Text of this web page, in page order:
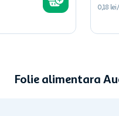
0,18
Folie alimentara